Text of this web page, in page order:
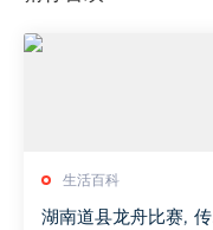
生活百科
湖南道县龙舟比赛, 传